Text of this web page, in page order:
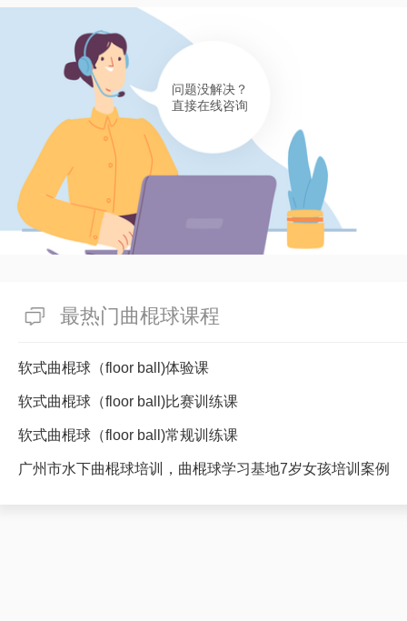
问题没解决？
直接在线咨询
最热门曲棍球课程
软式曲棍球（floor ball)体验课
软式曲棍球（floor ball)比赛训练课
软式曲棍球（floor ball)常规训练课
广州市水下曲棍球培训，曲棍球学习基地7岁女孩培训案例